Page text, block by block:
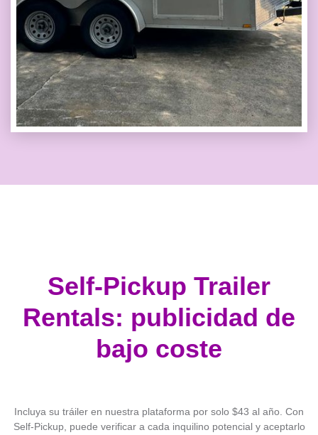
Self-Pickup Trailer
Rentals: publicidad de
bajo coste
Incluya su tráiler en nuestra plataforma por solo $43 al año. Con
Self-Pickup, puede verificar a cada inquilino potencial y aceptarlo